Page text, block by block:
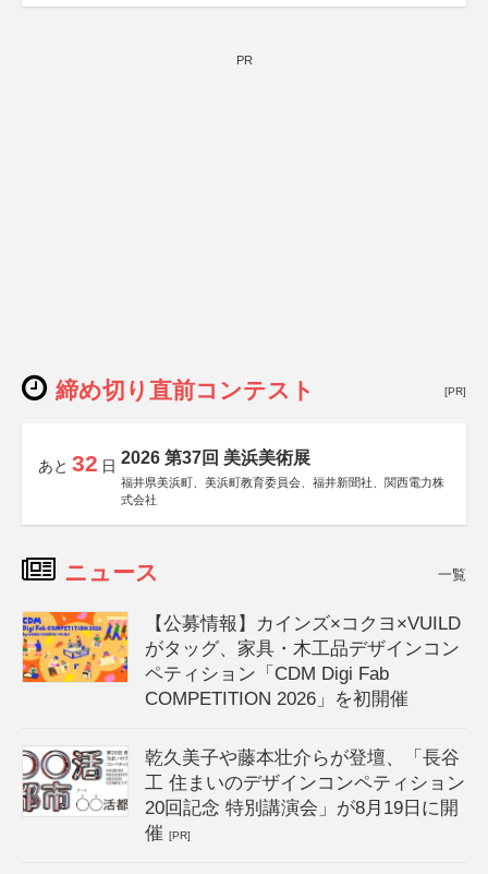
PR
締め切り直前コンテスト [PR]
あと 32 日 2026 第37回 美浜美術展
福井県美浜町、美浜町教育委員会、福井新聞社、関西電力株
式会社
ニュース 一覧
【公募情報】カインズ×コクヨ×VUILD
がタッグ、家具・木工品デザインコン
ペティション「CDM Digi Fab
COMPETITION 2026」を初開催
乾久美子や藤本壮介らが登壇、「長谷
工 住まいのデザインコンペティション
20回記念 特別講演会」が8月19日に開
催[PR]